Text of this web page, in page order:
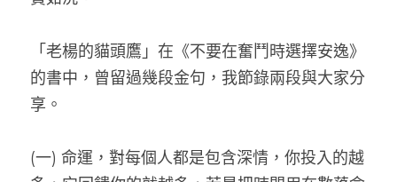
「老楊的貓頭鷹」在《不要在奮鬥時選擇安逸》
的書中，曾留過幾段金句，我節錄兩段與大家分
享。
(一) 命運，對每個人都是包含深情，你投入的越